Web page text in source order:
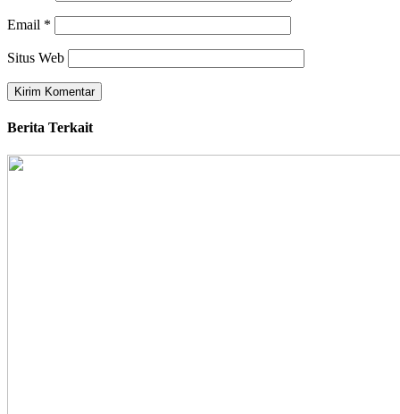
Email *
Situs Web
Berita Terkait